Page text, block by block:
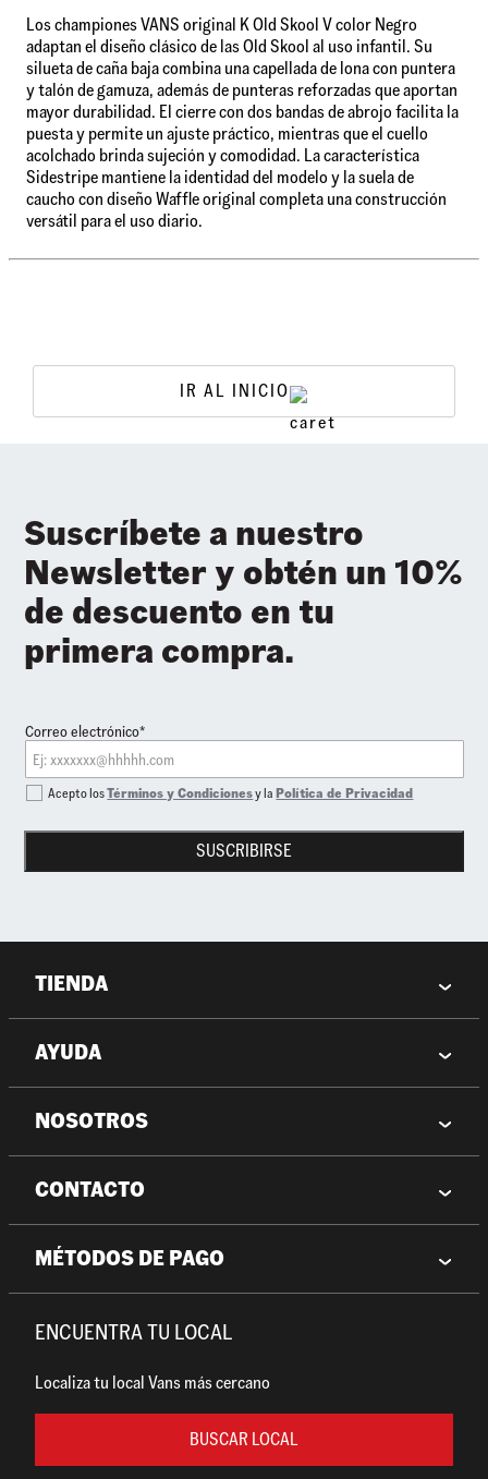
Los championes VANS original K Old Skool V color Negro
adaptan el diseño clásico de las Old Skool al uso infantil. Su
silueta de caña baja combina una capellada de lona con puntera
y talón de gamuza, además de punteras reforzadas que aportan
mayor durabilidad. El cierre con dos bandas de abrojo facilita la
puesta y permite un ajuste práctico, mientras que el cuello
acolchado brinda sujeción y comodidad. La característica
Sidestripe mantiene la identidad del modelo y la suela de
caucho con diseño Waffle original completa una construcción
versátil para el uso diario.
IR AL INICIO
Suscríbete a nuestro
Newsletter y obtén un 10%
de descuento en tu
primera compra.
Correo electrónico*
SUSCRIBIRSE
Acepto losTérminos y Condicionesy laPolítica de Privacidad
TIENDA
AYUDA
NOSOTROS
CONTACTO
MÉTODOS DE PAGO
ENCUENTRA TU LOCAL
Localiza tu local Vans más cercano
BUSCAR LOCAL